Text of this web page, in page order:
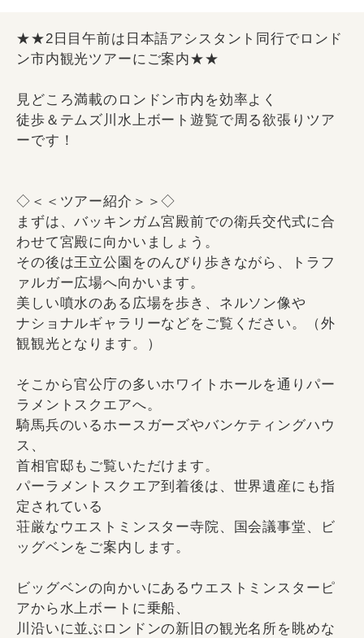
★★2日目午前は日本語アシスタント同行でロンド
ン市内観光ツアーにご案内★★
見どころ満載のロンドン市内を効率よく
徒歩＆テムズ川水上ボート遊覧で周る欲張りツア
ーです！
◇＜＜ツアー紹介＞＞◇
まずは、バッキンガム宮殿前での衛兵交代式に合
わせて宮殿に向かいましょう。
その後は王立公園をのんびり歩きながら、トラフ
ァルガー広場へ向かいます。
美しい噴水のある広場を歩き、ネルソン像や
ナショナルギャラリーなどをご覧ください。（外
観観光となります。）
そこから官公庁の多いホワイトホールを通りパー
ラメントスクエアへ。
騎馬兵のいるホースガーズやバンケティングハウ
ス、
首相官邸もご覧いただけます。
パーラメントスクエア到着後は、世界遺産にも指
定されている
荘厳なウエストミンスター寺院、国会議事堂、ビ
ッグベンをご案内します。
ビッグベンの向かいにあるウエストミンスターピ
アから水上ボートに乗船、
川沿いに並ぶロンドンの新旧の観光名所を眺めな